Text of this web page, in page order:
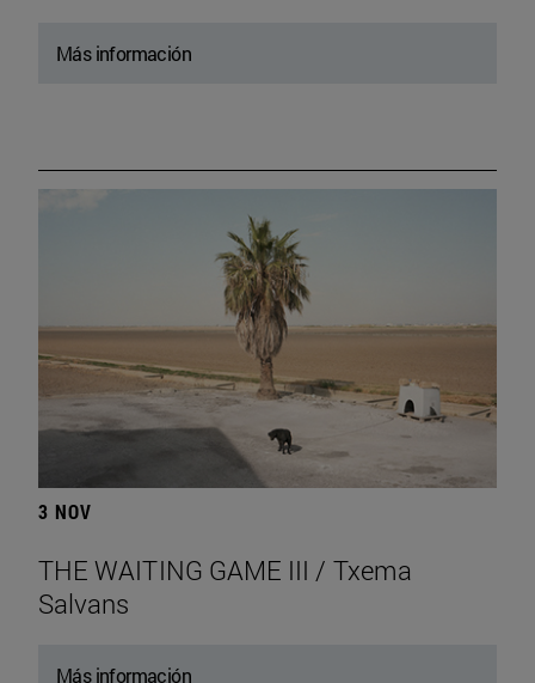
Más información
3 NOV
THE WAITING GAME III / Txema
Salvans
Más información